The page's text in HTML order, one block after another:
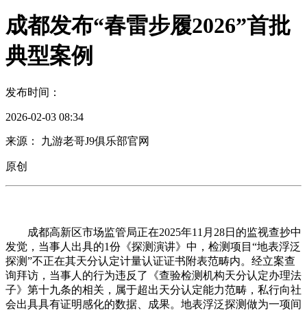
成都发布“春雷步履2026”首批
典型案例
发布时间：
2026-02-03 08:34
来源： 九游老哥J9俱乐部官网
原创
成都高新区市场监管局正在2025年11月28日的监视查抄中
发觉，当事人出具的1份《探测演讲》中，检测项目“地表浮泛
探测”不正在其天分认定计量认证证书附表范畴内。经立案查
询拜访，当事人的行为违反了《查验检测机构天分认定办理法
子》第十九条的相关，属于超出天分认定能力范畴，私行向社
会出具具有证明感化的数据、成果。地表浮泛探测做为一项间